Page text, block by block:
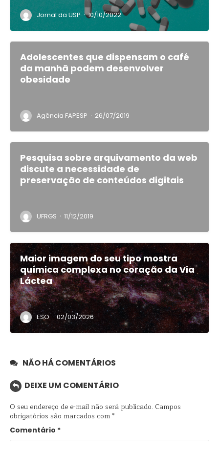
Jornal da USP · 10/10/2022
Adolescentes que dispensam o café
da manhã podem desenvolver
obesidade
Agência FAPESP · 26/07/2019
Pesquisa sobre arquivamento da web
discute a necessidade de
preservação de conteúdos digitais
UFRGS · 11/12/2019
Maior imagem do seu tipo mostra
química complexa no coração da Via
Láctea
ESO · 02/03/2026
NÃO HÁ COMENTÁRIOS
DEIXE UM COMENTÁRIO
O seu endereço de e-mail não será publicado. Campos
obrigatórios são marcados com*
Comentário *